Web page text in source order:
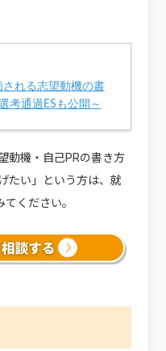
される志望動機の書
考通過ESも公開～
動機・自己PRの書き方
たい」という方は、就
ください。